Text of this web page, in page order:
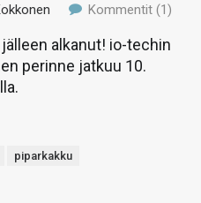
Kommentit (1)
alkanut! io-techin
perinne jatkuu 10.
piparkakku